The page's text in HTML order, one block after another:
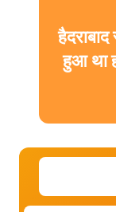
हुआ था